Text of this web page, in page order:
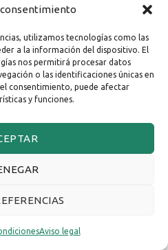
utilizamos tecnologías como las
a la información del dispositivo. El
nos permitirá procesar datos
o las identificaciones únicas en
consentimiento, puede afectar
y funciones.
Aviso legal